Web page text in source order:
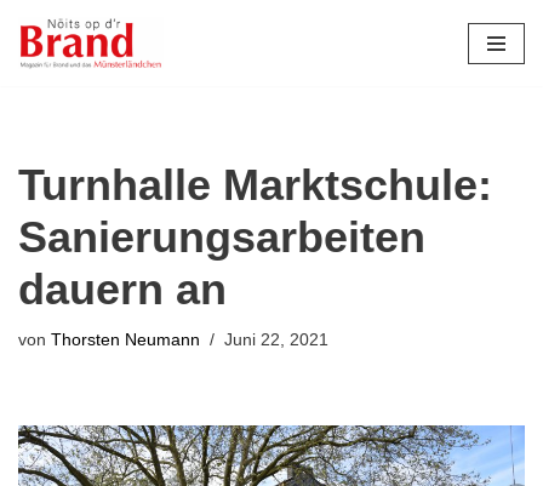
Zum
Turnhalle Marktschule:
Sanierungsarbeiten
dauern an
von Thorsten Neumann Juni 22, 2021